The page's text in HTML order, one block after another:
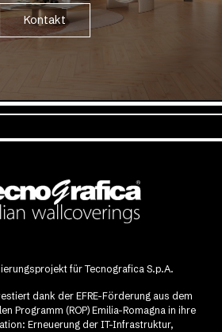
Kontakt
für Tecnografica S.p.A.
dank der EFRE-Förderung aus dem
Programm (ROP) Emilia-Romagna in ihre
Erneuerung der IT-Infrastruktur,